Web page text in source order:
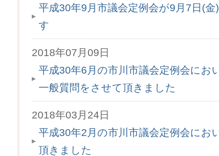
平成30年9月市議会定例会が9月7日(
す
2018年07月09日
平成30年6月の市川市議会定例会にお
一般質問をさせて頂きました
2018年03月24日
平成30年2月の市川市議会定例会にお
頂きました